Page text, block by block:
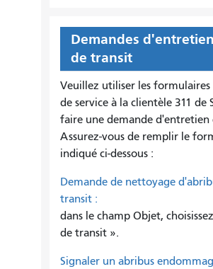
Demandes
de transit
Veuillez utiliser les formulaires
de service à la clientèle 311 de
faire une demande d'entretien
Assurez-vous de remplir le
indiqué ci-dessous :
Demande de nettoyage
transit :
dans le champ Objet,
de transit ».
Signaler un abribus